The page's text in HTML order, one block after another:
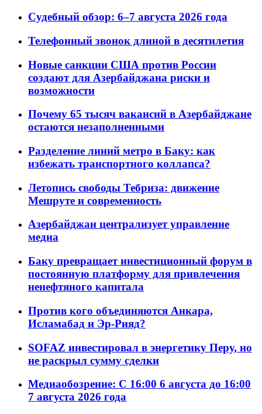
Судебный обзор: 6–7 августа 2026 года
Телефонный звонок длиной в десятилетия
Новые санкции США против России
создают для Азербайджана риски и
возможности
Почему 65 тысяч вакансий в Азербайджане
остаются незаполненными
Разделение линий метро в Баку: как
избежать транспортного коллапса?
Летопись свободы Тебриза: движение
Мешруте и современность
Азербайджан централизует управление
медиа
Баку превращает инвестиционный форум в
постоянную платформу для привлечения
ненефтяного капитала
Против кого объединяются Анкара,
Исламабад и Эр-Рияд?
SOFAZ инвестировал в энергетику Перу, но
не раскрыл сумму сделки
Медиаобозрение: С 16:00 6 августа до 16:00
7 августа 2026 года